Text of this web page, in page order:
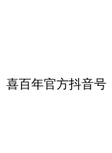
喜百年官方抖音号